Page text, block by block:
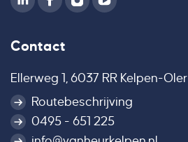
Contact
Ellerweg 1, 6037 RR Kelpen-Oler
Routebeschrijving
0495 - 651 225